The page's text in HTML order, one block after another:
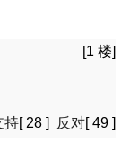
[1 楼]
持[28 ] 反对[49 ]